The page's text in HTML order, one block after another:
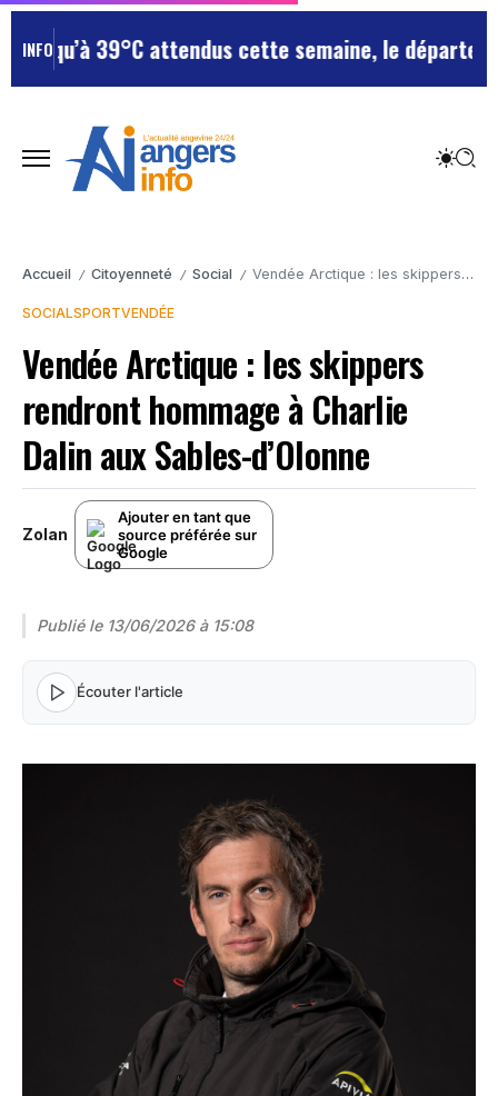
INFO
39°C attendus cette semaine, le département
Accueil / Citoyenneté / Social / Vendée Arctique : les skippers rendront hommage à Charlie Dalin aux Sables-d’Olonne
SOCIALSPORTVENDÉE
Vendée Arctique : les skippers
rendront hommage à Charlie
Dalin aux Sables-d’Olonne
Zolan
Ajouter en tant que
source préférée sur
Google
Publié le 13/06/2026 à 15:08
Écouter l'article